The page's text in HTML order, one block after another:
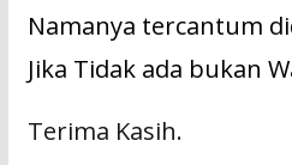
Namanya tercantum
Jika Tidak ada bukan
Terima Kasih.